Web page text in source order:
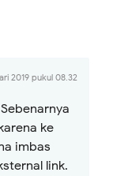
2019 pukul 08.32
ke
imbas
link.